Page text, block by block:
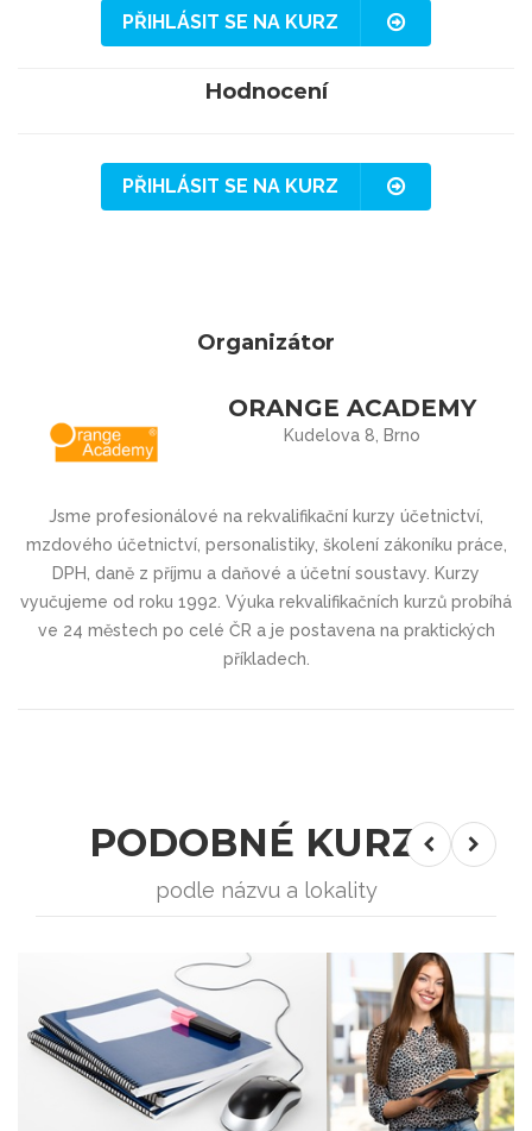
PŘIHLÁSIT SE NA KURZ
Hodnocení
PŘIHLÁSIT SE NA KURZ
Organizátor
ORANGE ACADEMY
Kudelova 8, Brno
Jsme profesionálové na rekvalifikační kurzy účetnictví,
mzdového účetnictví, personalistiky, školení zákoníku práce,
DPH, daně z příjmu a daňové a účetní soustavy. Kurzy
vyučujeme od roku 1992. Výuka rekvalifikačních kurzů probíhá
ve 24 městech po celé ČR a je postavena na praktických
příkladech.
PODOBNÉ KURZY
podle názvu a lokality